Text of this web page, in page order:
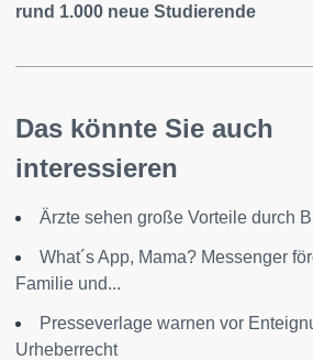
rund 1.000 neue Studierende
Das könnte Sie auch
interessieren
Ärzte sehen große Vorteile durch
What´s App, Mama? Messenger
Familie und...
Presseverlage warnen vor
Urheberrecht